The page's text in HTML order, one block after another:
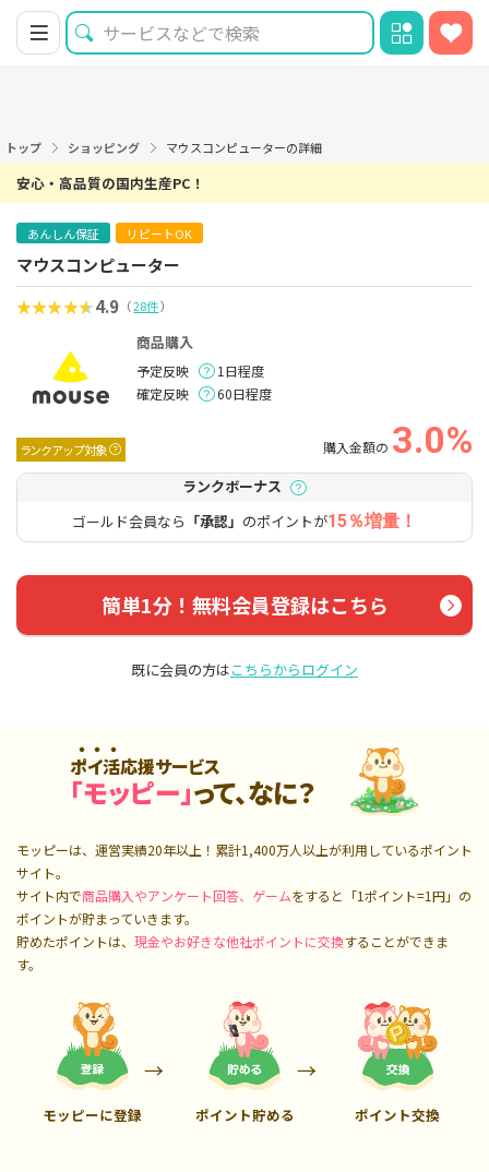
トップ ショッピング マウスコンピューターの詳細
安心・高品質の国内生産PC！
あんしん保証 リピートOK
マウスコンピューター
4.9 （28件）
ランクアップ対象
商品購入
予定反映
1日程度
確定反映
60日程度
購入金額の 3.0%
ランクボーナス
ゴールド会員なら 「承認」 のポイントが15％増量！
簡単1分！無料会員登録はこちら
既に会員の方はこちらからログイン
ポイ活応援サービス
「モッピー」って、なに？
モッピーは、運営実績20年以上！累計1,400万人以上が利用しているポイント
サイト。
サイト内で商品購入やアンケート回答、ゲームをすると「1ポイント=1円」の
ポイントが貯まっていきます。
貯めたポイントは、 現金やお好きな他社ポイントに交換することができま
す。
モッピーに登録 ポイント貯める ポイント交換